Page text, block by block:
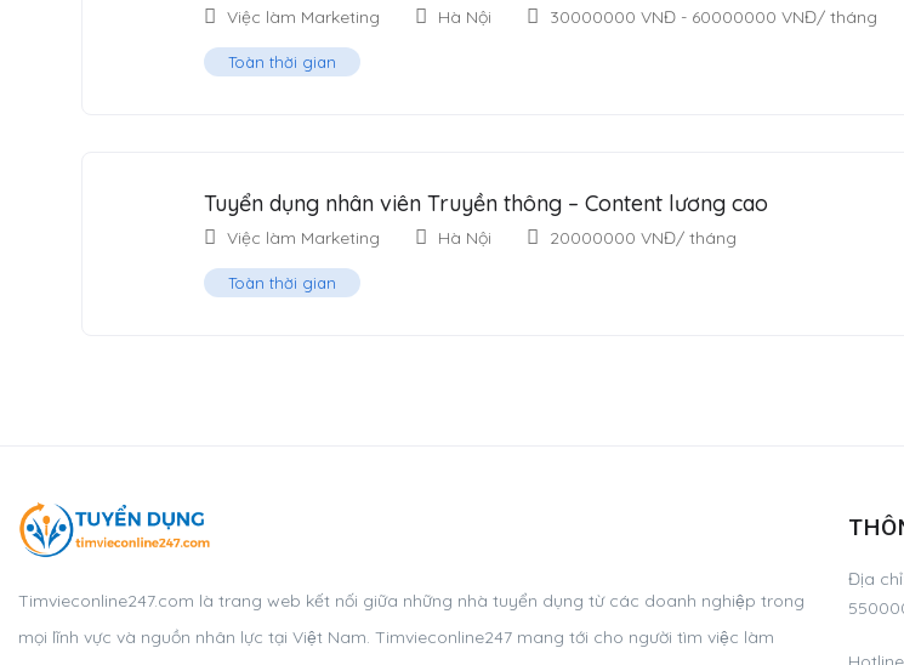
Việc làm Marketing Hà Nội 30000000 VNĐ - 60000000 VNĐ/ tháng
Toàn thời gian
Tuyển dụng nhân viên Truyền thông – Content lương cao
Việc làm Marketing Hà Nội 20000000 VNĐ/ tháng
Toàn thời gian
Timvieconline247.com là trang web kết nối giữa những nhà tuyển dụng từ các doanh nghiệp trong
mọi lĩnh vực và nguồn nhân lực tại Việt Nam. Timvieconline247 mang tới cho người tìm việc làm
Địa